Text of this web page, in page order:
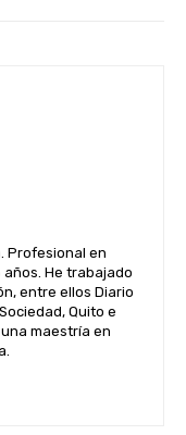
Profesional en
He trabajado
entre ellos Diario
Quito e
maestría en